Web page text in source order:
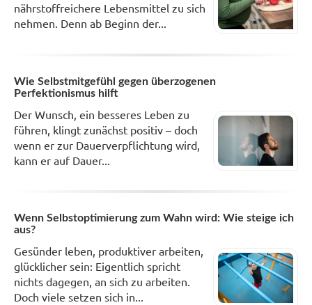
nährstoffreichere Lebensmittel zu sich
nehmen. Denn ab Beginn der...
Wie Selbstmitgefühl gegen überzogenen
Perfektionismus hilft
Der Wunsch, ein besseres Leben zu
führen, klingt zunächst positiv – doch
wenn er zur Dauerverpflichtung wird,
kann er auf Dauer...
Wenn Selbstoptimierung zum Wahn wird: Wie steige ich
aus?
Gesünder leben, produktiver arbeiten,
glücklicher sein: Eigentlich spricht
nichts dagegen, an sich zu arbeiten.
Doch viele setzen sich in...